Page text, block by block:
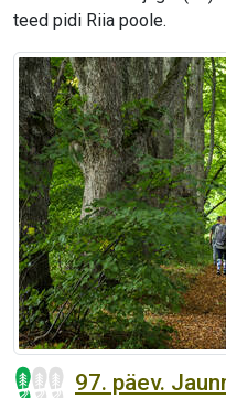
teed pidi Riia poole.
97. päev.